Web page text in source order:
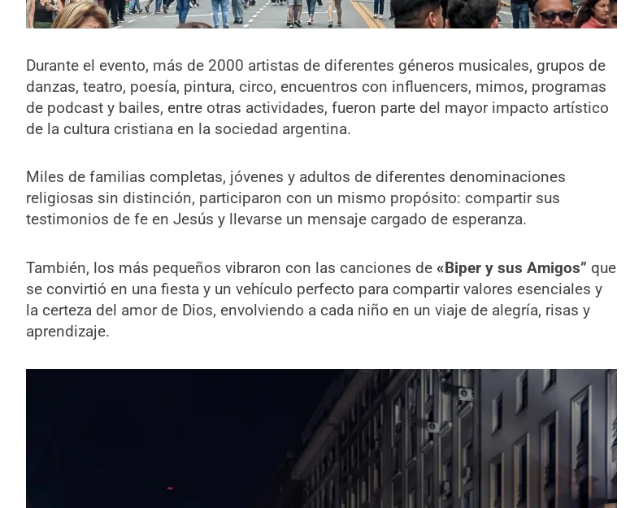
Durante el evento, más de 2000 artistas de diferentes géneros musicales, grupos de
danzas, teatro, poesía, pintura, circo, encuentros con influencers, mimos, programas
de podcast y bailes, entre otras actividades, fueron parte del mayor impacto artístico
de la cultura cristiana en la sociedad argentina.
Miles de familias completas, jóvenes y adultos de diferentes denominaciones
religiosas sin distinción, participaron con un mismo propósito: compartir sus
testimonios de fe en Jesús y llevarse un mensaje cargado de esperanza.
También, los más pequeños vibraron con las canciones de «Biper y sus Amigos” que
se convirtió en una fiesta y un vehículo perfecto para compartir valores esenciales y
la certeza del amor de Dios, envolviendo a cada niño en un viaje de alegría, risas y
aprendizaje.